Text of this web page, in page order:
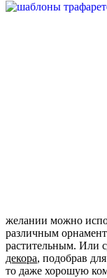
желании можно
различным
растительным. Или
декора, подобрав
то даже хорошую